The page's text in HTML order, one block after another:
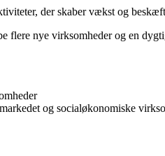
der skaber vækst og
nye virksomheder og en
og socialøkonomiske